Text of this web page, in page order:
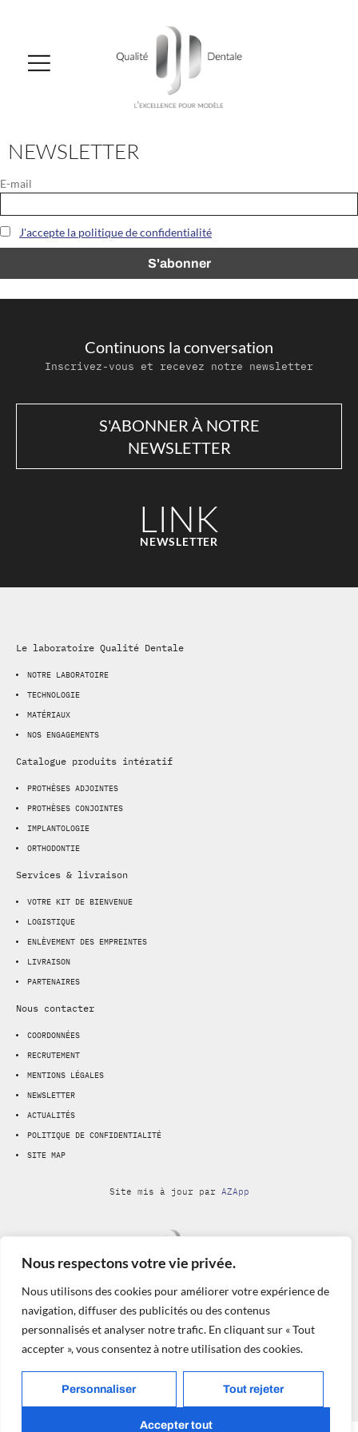
Nous respectons votre vie privée.
Nous utilisons des cookies pour améliorer votre expérience de
navigation, diffuser des publicités ou des contenus
personnalisés et analyser notre trafic. En cliquant sur « Tout
accepter », vous consentez à notre utilisation des cookies.
Personnaliser Tout rejeter
Accepter tout
NEWSLETTER
E-mail
J'accepte la politique de confidentialité
Continuons la conversation
Inscrivez-vous et recevez notre newsletter
S'ABONNER À NOTRE
NEWSLETTER
LINK
NEWSLETTER
Le laboratoire Qualité Dentale
NOTRE LABORATOIRE
TECHNOLOGIE
MATÉRIAUX
NOS ENGAGEMENTS
Catalogue produits intératif
PROTHÈSES ADJOINTES
PROTHÈSES CONJOINTES
IMPLANTOLOGIE
ORTHODONTIE
Services & livraison
VOTRE KIT DE BIENVENUE
LOGISTIQUE
ENLÈVEMENT DES EMPREINTES
LIVRAISON
PARTENAIRES
Nous contacter
COORDONNÉES
RECRUTEMENT
MENTIONS LÉGALES
NEWSLETTER
ACTUALITÉS
POLITIQUE DE CONFIDENTIALITÉ
SITE MAP
Site mis à jour par AZApp
Laboratoire de prothèses dentaires
Tél. : +33 (0)1 49 30 94 54 • Fax : +33 (0)1 49 30 13 14